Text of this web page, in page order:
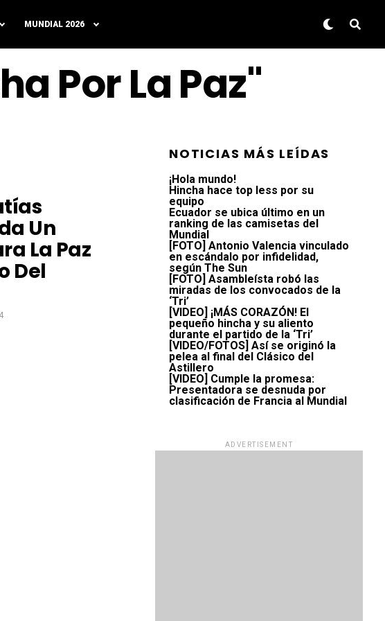
MUNDIAL 2026
Por La Paz"
Un
La Paz
Del
NOTICIAS MÁS LEÍDAS
¡Hola mundo!
Hincha hace top less por su
equipo
Ecuador se ubica último en un
ranking de las camisetas del
Mundial
[FOTO] Antonio Valencia vinculado
en escándalo por infidelidad,
según The Sun
[FOTO] Asambleísta robó las
miradas de los convocados de la
‘Tri’
[VIDEO] ¡MÁS CORAZÓN! El
pequeño hincha y su aliento
durante el partido de la ‘Tri’
[VIDEO/FOTOS] Así se originó la
pelea al final del Clásico del
Astillero
[VIDEO] Cumple la promesa:
Presentadora se desnuda por
clasificación de Francia al Mundial
ADVERTISEMENT